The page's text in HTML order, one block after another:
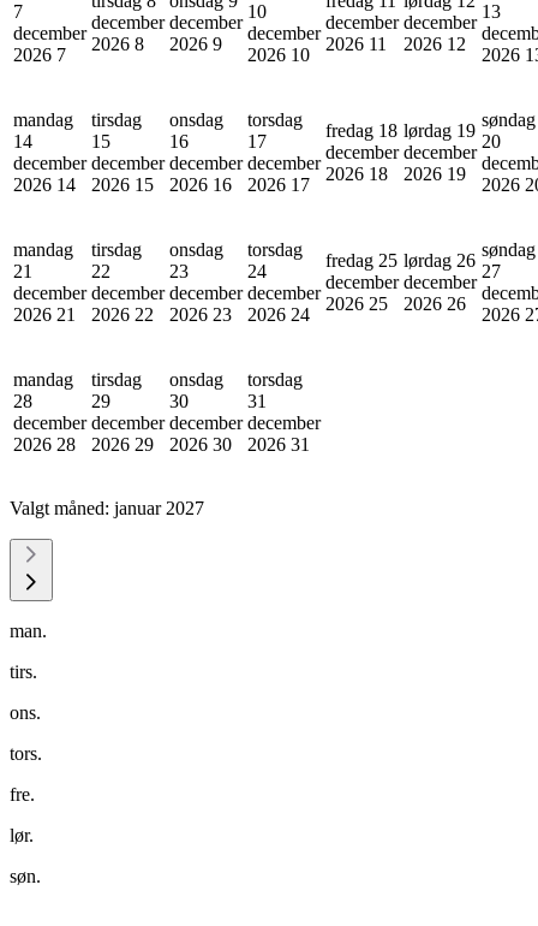
7
december
2026 7
december
2026 8
december
2026 9
10
december
2026 10
december
2026 11
december
2026 12
13
2026
mandag
14
december
2026 14
tirsdag
15
december
2026 15
onsdag
16
december
2026 16
torsdag
17
december
2026 17
fredag 18
december
2026 18
lørdag 19
december
2026 19
søndag
20
2026
mandag
21
december
2026 21
tirsdag
22
december
2026 22
onsdag
23
december
2026 23
torsdag
24
december
2026 24
fredag 25
december
2026 25
lørdag 26
december
2026 26
søndag
27
2026
mandag
28
december
2026 28
tirsdag
29
december
2026 29
onsdag
30
december
2026 30
torsdag
31
december
2026 31
Valgt måned: januar 2027
man.
tirs.
ons.
tors.
fre.
lør.
søn.